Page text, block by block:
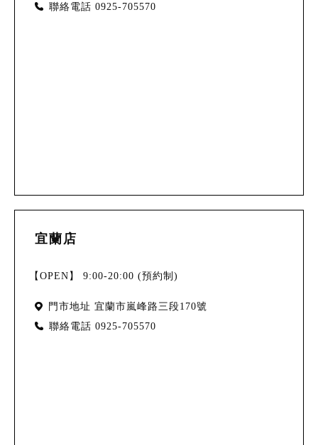
聯絡電話 0925-705570
宜蘭店
【OPEN】 9:00-20:00 (預約制)
門市地址 宜蘭市嵐峰路三段170號
聯絡電話 0925-705570